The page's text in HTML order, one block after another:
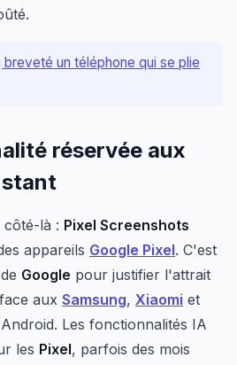
breveté un téléphone qui se plie
réservée aux
côté-là : Pixel Screenshots
appareils Google Pixel. C'est
Google pour justifier l'attrait
aux Samsung, Xiaomi et
Les fonctionnalités IA
les Pixel, parfois des mois